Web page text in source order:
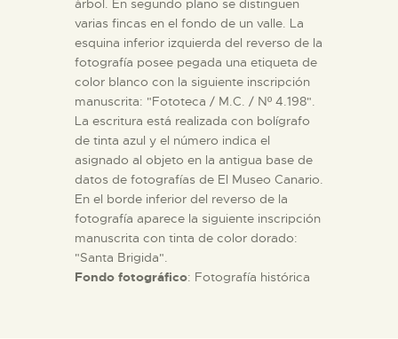
árbol. En segundo plano se distinguen
varias fincas en el fondo de un valle. La
esquina inferior izquierda del reverso de la
fotografía posee pegada una etiqueta de
color blanco con la siguiente inscripción
manuscrita: "Fototeca / M.C. / Nº 4.198".
La escritura está realizada con bolígrafo
de tinta azul y el número indica el
asignado al objeto en la antigua base de
datos de fotografías de El Museo Canario.
En el borde inferior del reverso de la
fotografía aparece la siguiente inscripción
manuscrita con tinta de color dorado:
"Santa Brigida".
Fondo fotográfico: Fotografía histórica